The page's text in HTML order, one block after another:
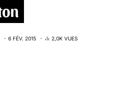
6 FÉV. 2015
2,0K VUES